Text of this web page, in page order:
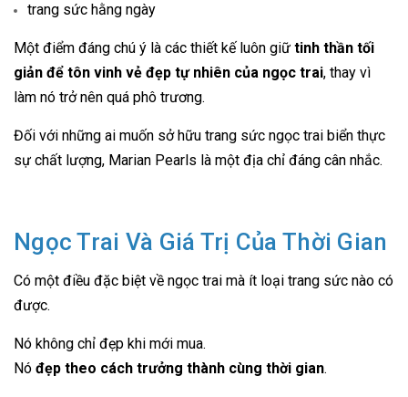
trang sức hằng ngày
Một điểm đáng chú ý là các thiết kế luôn giữ tinh thần tối
giản để tôn vinh vẻ đẹp tự nhiên của ngọc trai, thay vì
làm nó trở nên quá phô trương.
Đối với những ai muốn sở hữu trang sức ngọc trai biển thực
sự chất lượng, Marian Pearls là một địa chỉ đáng cân nhắc.
Ngọc Trai Và Giá Trị Của Thời Gian
Có một điều đặc biệt về ngọc trai mà ít loại trang sức nào có
được.
Nó không chỉ đẹp khi mới mua.
Nó đẹp theo cách trưởng thành cùng thời gian.